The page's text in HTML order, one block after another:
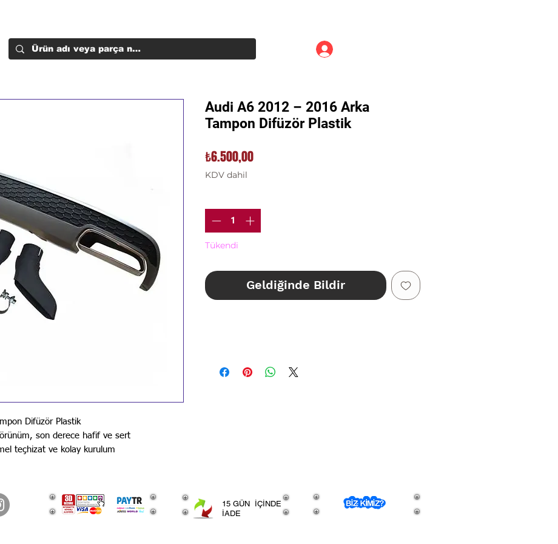
Difüzör Plastik
son derece hafif ve sert
teçhizat ve kolay kurulum
Audi A6 2012 – 2016 Arka
Tampon Difüzör Plastik
₺6.500,00Fiyat
KDV dahil
Tükendi
Geldiğinde Bildir
BİLGİSİ İÇİN LÜTFEN SORUNUZ.
15 GÜN İÇİNDE
İADE